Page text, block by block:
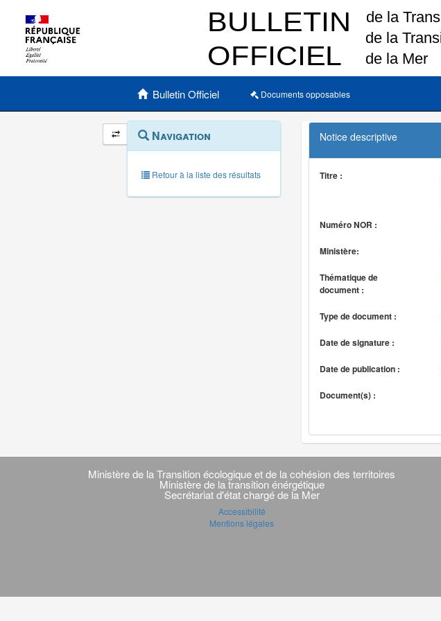
Menu principal
Bulletin Officiel Documents opposables
Navigation
et
outils
annexes
Menu
contextuel
Navigation
Retour à la liste des résultats
Notice descriptive
Titre :
Numéro NOR :
Ministère:
Thématique de
document :
Type de document :
Date de signature :
Date de publication :
Document(s) :
Navigation
transverseMinistère de la Transition écologique et de la cohésion des territoires
Ministère de la transition énérgétique
Secrétariat d'état chargé de la Mer
Accessibilité
Mentions légales